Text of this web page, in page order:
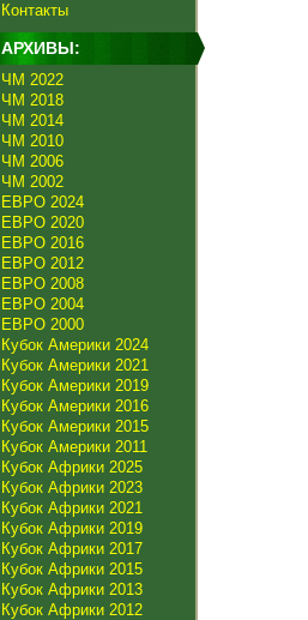
Контакты
АРХИВЫ:
ЧМ 2022
ЧМ 2018
ЧМ 2014
ЧМ 2010
ЧМ 2006
ЧМ 2002
ЕВРО 2024
ЕВРО 2020
ЕВРО 2016
ЕВРО 2012
ЕВРО 2008
ЕВРО 2004
ЕВРО 2000
Кубок Америки 2024
Кубок Америки 2021
Кубок Америки 2019
Кубок Америки 2016
Кубок Америки 2015
Кубок Америки 2011
Кубок Африки 2025
Кубок Африки 2023
Кубок Африки 2021
Кубок Африки 2019
Кубок Африки 2017
Кубок Африки 2015
Кубок Африки 2013
Кубок Африки 2012